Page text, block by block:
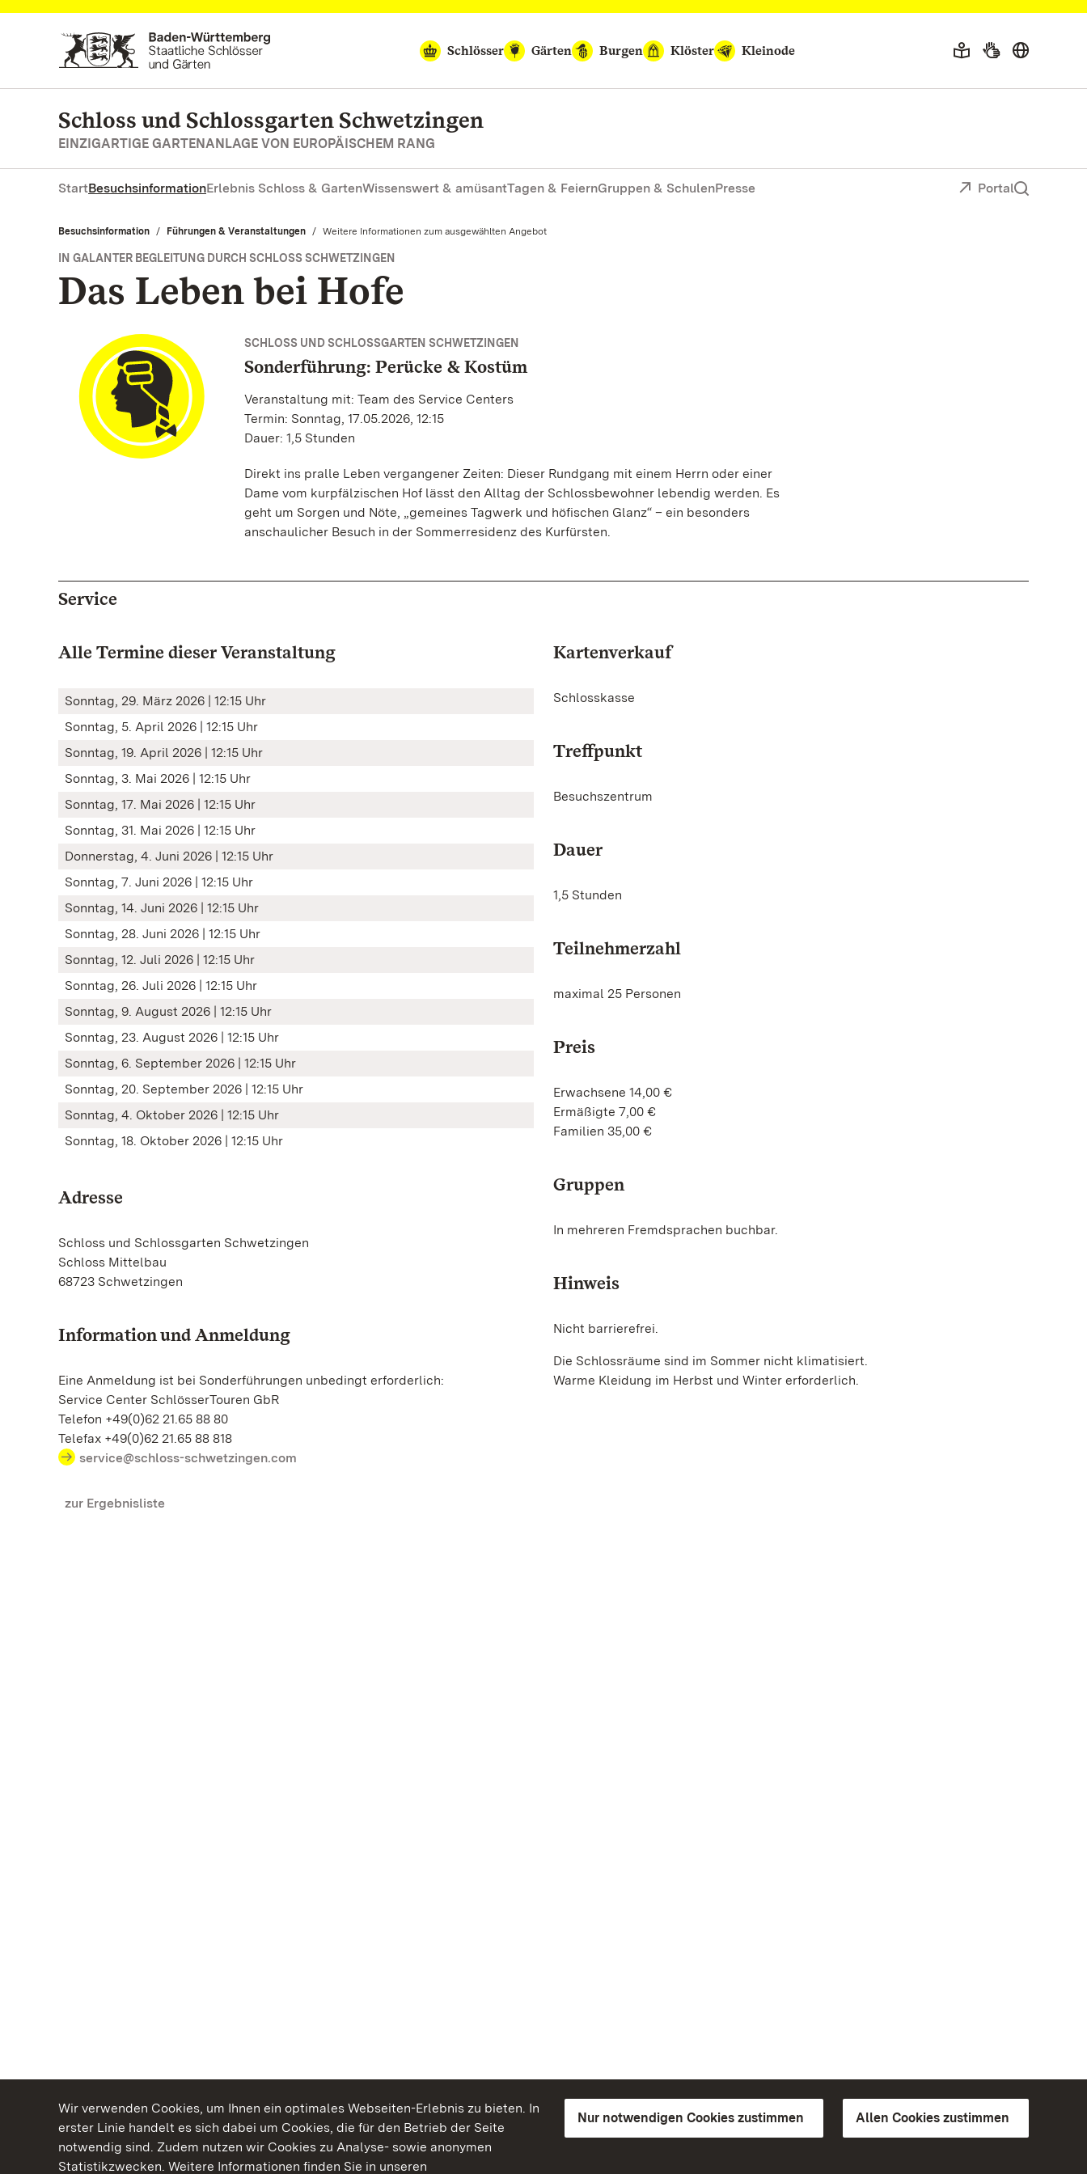
Wir verwenden Cookies, um Ihnen ein optimales Webseiten-Erlebnis zu bieten. In
erster Linie handelt es sich dabei um Cookies, die für den Betrieb der Seite
notwendig sind. Zudem nutzen wir Cookies zu Analyse- sowie anonymen
Statistikzwecken. Weitere Informationen finden Sie in unseren
Nur notwendigen Cookies zustimmen Allen Cookies zustimmen
Zum Hauptinhalt springen
Schlösser
Gärten Burgen Klöster Kleinode
Schloss und Schlossgarten Schwetzingen
EINZIGARTIGE GARTENANLAGE VON EUROPÄISCHEM RANG
StartBesuchsinformationErlebnis Schloss & GartenWissenswert & amüsantTagen & FeiernGruppen & SchulenPresse Portal
Besuchsinformation Führungen & Veranstaltungen Aktuell:
Weitere Informationen zum ausgewählten Angebot
IN GALANTER BEGLEITUNG DURCH SCHLOSS SCHWETZINGEN
Das Leben bei Hofe
SCHLOSS UND SCHLOSSGARTEN SCHWETZINGEN
Sonderführung: Perücke & Kostüm
Veranstaltung mit: Team des Service Centers
Termin: Sonntag, 17.05.2026, 12:15
Dauer: 1,5 Stunden
Direkt ins pralle Leben vergangener Zeiten: Dieser Rundgang mit einem Herrn oder einer
Dame vom kurpfälzischen Hof lässt den Alltag der Schlossbewohner lebendig werden. Es
geht um Sorgen und Nöte, „gemeines Tagwerk und höfischen Glanz“ – ein besonders
anschaulicher Besuch in der Sommerresidenz des Kurfürsten.
Service
Alle Termine dieser Veranstaltung
Sonntag, 29. März 2026 | 12:15 Uhr
Sonntag, 5. April 2026 | 12:15 Uhr
Sonntag, 19. April 2026 | 12:15 Uhr
Sonntag, 3. Mai 2026 | 12:15 Uhr
Sonntag, 17. Mai 2026 | 12:15 Uhr
Sonntag, 31. Mai 2026 | 12:15 Uhr
Donnerstag, 4. Juni 2026 | 12:15 Uhr
Sonntag, 7. Juni 2026 | 12:15 Uhr
Sonntag, 14. Juni 2026 | 12:15 Uhr
Sonntag, 28. Juni 2026 | 12:15 Uhr
Sonntag, 12. Juli 2026 | 12:15 Uhr
Sonntag, 26. Juli 2026 | 12:15 Uhr
Sonntag, 9. August 2026 | 12:15 Uhr
Sonntag, 23. August 2026 | 12:15 Uhr
Sonntag, 6. September 2026 | 12:15 Uhr
Sonntag, 20. September 2026 | 12:15 Uhr
Sonntag, 4. Oktober 2026 | 12:15 Uhr
Sonntag, 18. Oktober 2026 | 12:15 Uhr
Adresse
Schloss und Schlossgarten Schwetzingen
Schloss Mittelbau
68723 Schwetzingen
Information und Anmeldung
Eine Anmeldung ist bei Sonderführungen unbedingt erforderlich:
Service Center SchlösserTouren GbR
Telefon +49(0)62 21.65 88 80
Telefax +49(0)62 21.65 88 818
service@schloss-schwetzingen.com
Kartenverkauf
Schlosskasse
Treffpunkt
Besuchszentrum
Dauer
1,5 Stunden
Teilnehmerzahl
maximal 25 Personen
Preis
Erwachsene 14,00 €
Ermäßigte 7,00 €
Familien 35,00 €
Gruppen
In mehreren Fremdsprachen buchbar.
Hinweis
Nicht barrierefrei.
Die Schlossräume sind im Sommer nicht klimatisiert.
Warme Kleidung im Herbst und Winter erforderlich.
zur Ergebnisliste